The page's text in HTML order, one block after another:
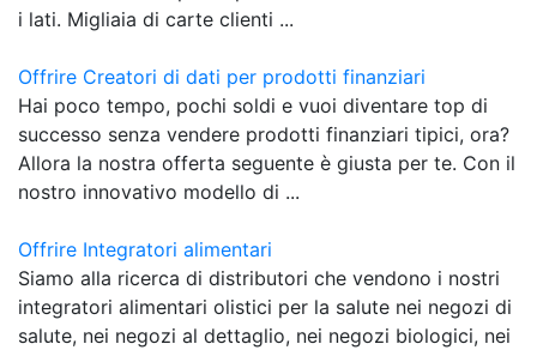
i lati. Migliaia di carte clienti ...
Offrire Creatori di dati per prodotti finanziari
Hai poco tempo, pochi soldi e vuoi diventare top di
successo senza vendere prodotti finanziari tipici, ora?
Allora la nostra offerta seguente è giusta per te. Con il
nostro innovativo modello di ...
Offrire Integratori alimentari
Siamo alla ricerca di distributori che vendono i nostri
integratori alimentari olistici per la salute nei negozi di
salute, nei negozi al dettaglio, nei negozi biologici, nei